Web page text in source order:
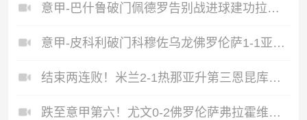
意甲-巴什鲁破门佩德罗告别战进球建功拉齐奥2-1逆转比萨
意甲-皮科利破门科穆佐乌龙佛罗伦萨1-1亚特兰大
结束两连败！米兰2-1热那亚升第三恩昆库造点+点射阿特卡梅破门
跌至意甲第六！尤文0-2佛罗伦萨弗拉霍维奇、麦肯尼进球被吹